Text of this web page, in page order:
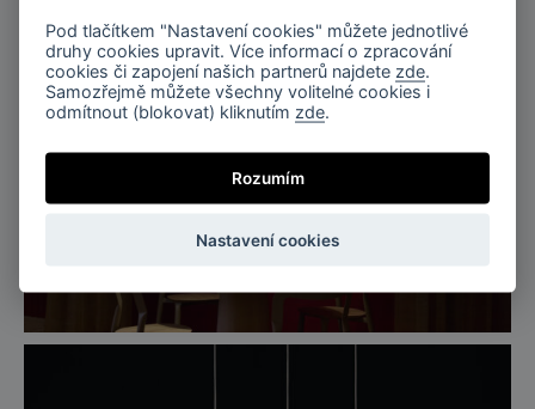
Pod tlačítkem "Nastavení cookies" můžete jednotlivé
druhy cookies upravit. Více informací o zpracování
cookies či zapojení našich partnerů najdete zde
Samozřejmě můžete všechny volitelné cookies i
odmítnout (blokovat) kliknutím zde
Rozumím
Nastavení cookies